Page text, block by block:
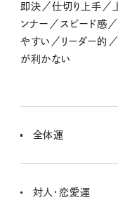
即決／仕切り上手／
ンナー／スピード感
やすい／リーダー的
が利かない
全体運
日中にやっとこ〜」と
対人・恋愛運